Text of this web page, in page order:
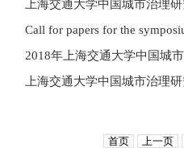
上海交通大学中国城市治理
Call for papers for the
2018年上海交通大学中国城
上海交通大学中国城市治理
首页 上一页